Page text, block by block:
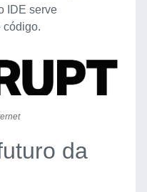
IDE serve
código.
da